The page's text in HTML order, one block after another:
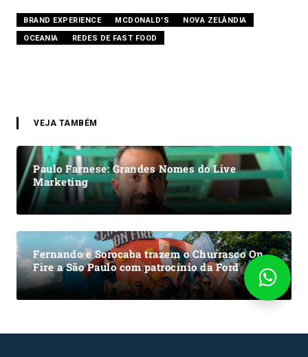
BRAND EXPERIENCE MCDONALD'S
NOVA ZELÂNDIA
OCEANIA
REDES DE FAST FOOD
VEJA TAMBÉM
Paulo Farnese: Grandes Nomes do Live
Marketing
Fernando e Sorocaba trazem o Churrasco On
Fire a São Paulo com patrocínio da Ford